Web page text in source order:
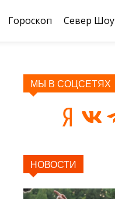
Гороскоп Север Шоу
МЫ В СОЦСЕТЯХ
НОВОСТИ